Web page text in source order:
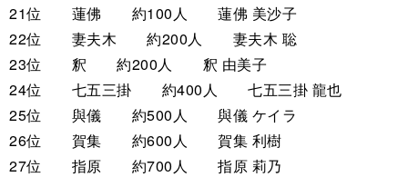
21位 蓮佛 約100人 蓮佛 美沙子
22位 妻夫木 約200人 妻夫木 聡
23位 釈 約200人 釈 由美子
24位 七五三掛 約400人 七五三掛 龍也
25位 與儀 約500人 與儀 ケイラ
26位 賀集 約600人 賀集 利樹
27位 指原 約700人 指原 莉乃